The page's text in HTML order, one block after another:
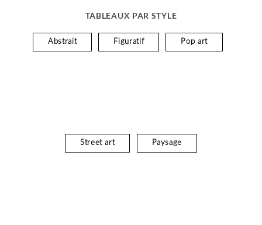
TABLEAUX PAR STYLE
Abstrait Figuratif Pop art
Street art Paysage